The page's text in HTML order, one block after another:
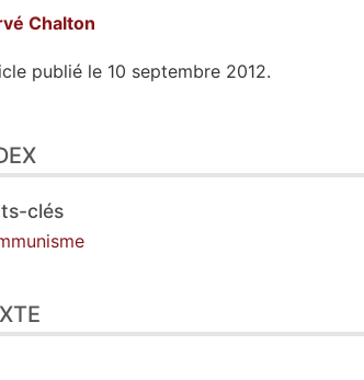
Chalton
publié le 10 septembre 2012.
cet article
clés